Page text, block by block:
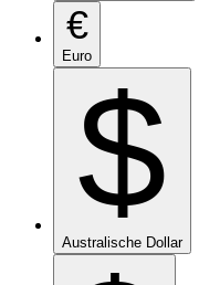
€
Euro
$
Australische Dollar